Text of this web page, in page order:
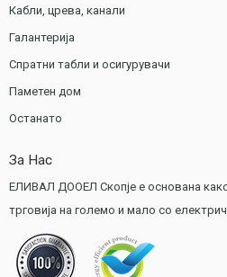
Кабли, црева, канали
Галантерија
Спратни табли и осигурувачи
Паметен дом
Останато
За Нас
ЕЛИВАЛ ДООЕЛ Скопје е основана
трговија на големо и мало со